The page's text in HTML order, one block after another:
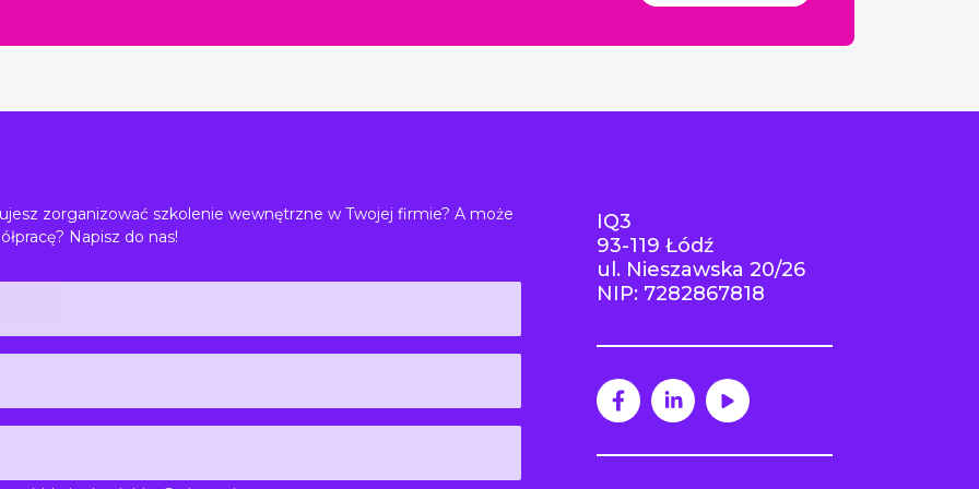
zorganizować szkolenie wewnętrzne w Twojej firmie? A może
Napisz do nas!
IQ3
93-119 Łódź
ul. Nieszawska 20/26
NIP: 7282867818